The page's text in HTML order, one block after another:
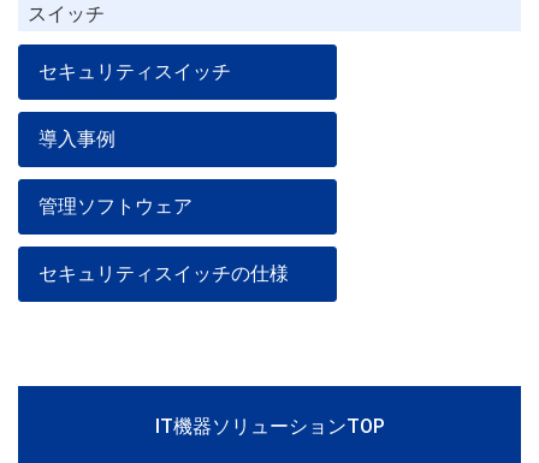
スイッチ
セキュリティスイッチ
導入事例
管理ソフトウェア
セキュリティスイッチの仕様
IT機器ソリューションTOP